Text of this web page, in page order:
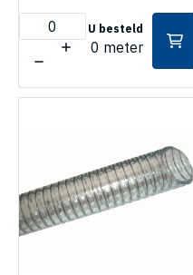
U besteld
0 meter